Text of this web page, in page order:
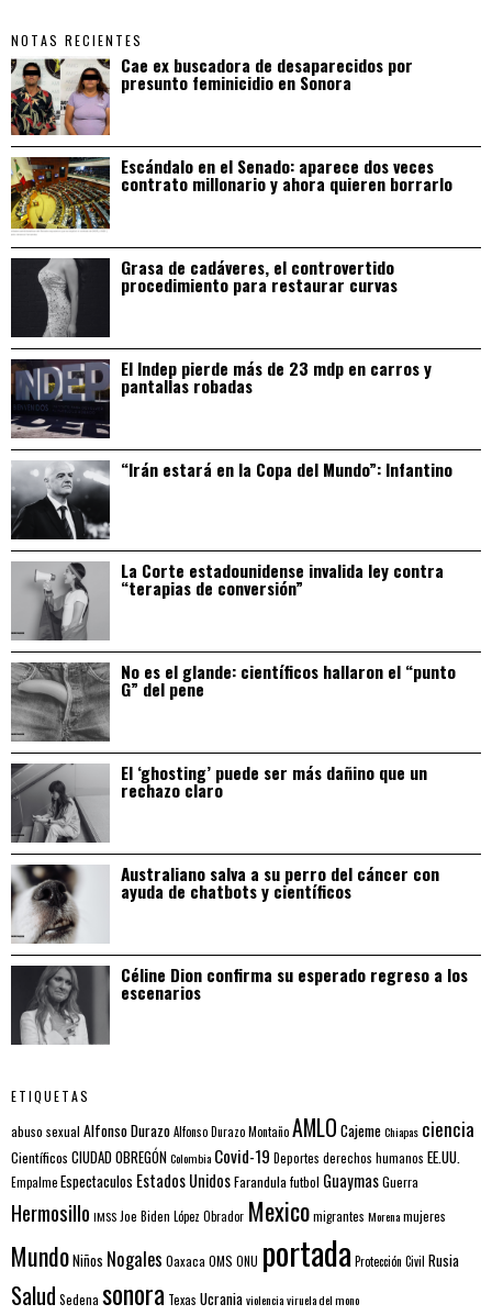
NOTAS RECIENTES
Cae ex buscadora de desaparecidos por
presunto feminicidio en Sonora
Escándalo en el Senado: aparece dos veces
contrato millonario y ahora quieren borrarlo
Grasa de cadáveres, el controvertido
procedimiento para restaurar curvas
El Indep pierde más de 23 mdp en carros y
pantallas robadas
“Irán estará en la Copa del Mundo”: Infantino
La Corte estadounidense invalida ley contra
“terapias de conversión”
No es el glande: científicos hallaron el “punto
G” del pene
El ‘ghosting’ puede ser más dañino que un
rechazo claro
Australiano salva a su perro del cáncer con
ayuda de chatbots y científicos
Céline Dion confirma su esperado regreso a los
escenarios
ETIQUETAS
abuso sexual Alfonso DurazoAlfonso Durazo MontañoAMLO CajemeChiapas ciencia
Científicos CIUDAD OBREGÓNColombia Covid-19 Deportes derechos humanos EE.UU.
EmpalmeEspectaculos Estados UnidosFarandulafutbol GuaymasGuerra
Hermosillo IMSS Joe Biden López Obrador Mexicomigrantes Morenamujeres
MundoNiños Nogales Oaxaca OMS ONU portada Protección Civil Rusia
Salud Sedena sonora Texas Ucraniaviolenciaviruela del mono